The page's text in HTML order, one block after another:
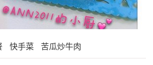
快手菜 苦瓜炒牛肉